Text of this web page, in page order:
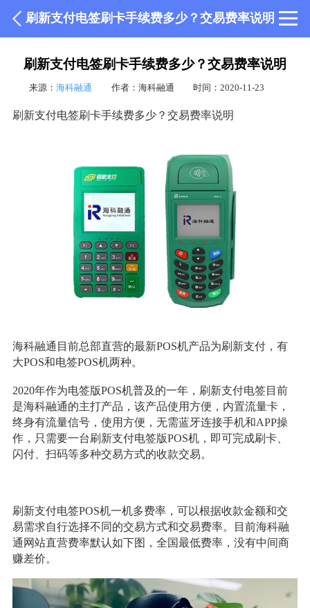
刷新支付电签刷卡手续费多少？交易费率说明
刷新支付电签刷卡手续费多少？交易费率说明
来源： 海科融通 作者：海科融通 时间：2020-11-23
刷新支付电签刷卡手续费多少？交易费率说明
海科融通目前总部直营的最新POS机产品为刷新支付，有
大POS和电签POS机两种。
2020年作为电签版POS机普及的一年，刷新支付电签目前
是海科融通的主打产品，该产品使用方便，内置流量卡，
终身有流量信号，使用方便，无需蓝牙连接手机和APP操
作，只需要一台刷新支付电签版POS机，即可完成刷卡、
闪付、扫码等多种交易方式的收款交易。
刷新支付电签POS机一机多费率，可以根据收款金额和交
易需求自行选择不同的交易方式和交易费率。目前海科融
通网站直营费率默认如下图，全国最低费率，没有中间商
赚差价。